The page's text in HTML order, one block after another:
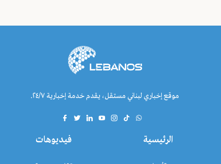
موقع إخباري لبناني مستقل، يقدم خدمة إخبارية ٢٤/٧.
الرئيسية فيديوهات